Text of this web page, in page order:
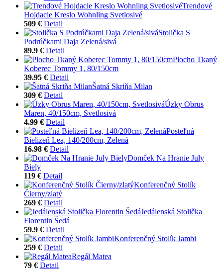
Trendové
Hojdacie Kreslo Wohnling Svetlosivé
509 € Detail
Stolička S
Podrúčkami Daja Zelená/sivá
89.9 € Detail
Plocho Tkaný
Koberec Tommy 1, 80/150cm
39.95 € Detail
Šatná Skriňa Milan
309 € Detail
Úzky Obrus
Maren, 40/150cm, Svetlosivá
4.99 € Detail
Posteľná
Bielizeň Lea, 140/200cm, Zelená
16.98 € Detail
Domček Na Hranie July
Biely
119 € Detail
Konferenčný Stolík
Čierny/zlatý
269 € Detail
Jedálenská Stolička
Florentin Šedá
59.9 € Detail
Konferenčný Stolík Jambi
259 € Detail
Regál Matea
79 € Detail